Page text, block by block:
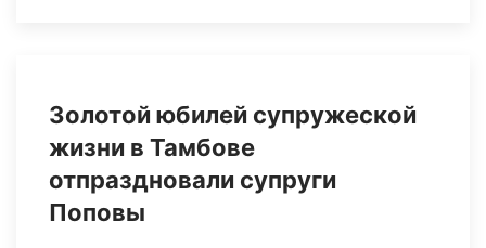
Золотой юбилей супружеской
жизни в Тамбове
отпраздновали супруги
Поповы